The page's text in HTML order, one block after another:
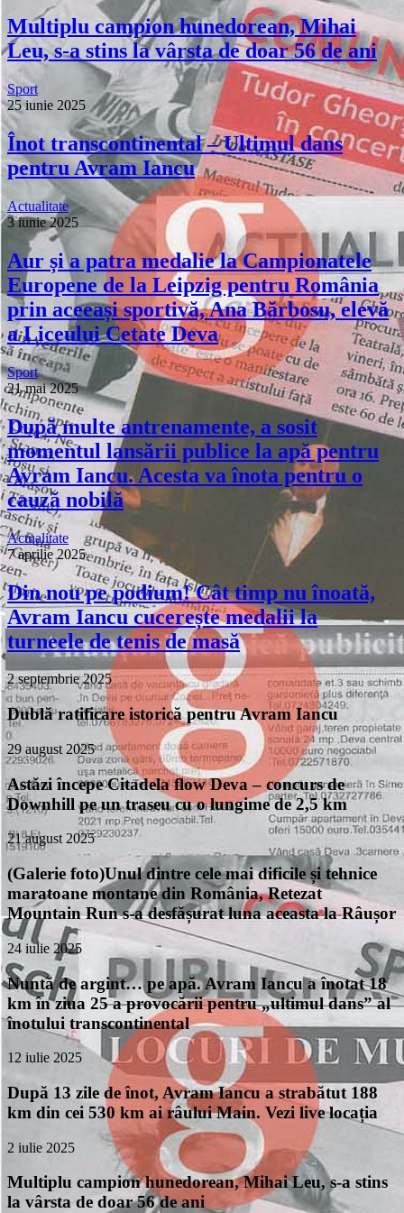
Multiplu campion hunedorean, Mihai
Leu, s-a stins la vârsta de doar 56 de ani
Sport
25 iunie 2025
Înot transcontinental – Ultimul dans
pentru Avram Iancu
Actualitate
3 iunie 2025
Aur și a patra medalie la Campionatele
Europene de la Leipzig pentru România
prin aceeași sportivă, Ana Bărbosu, elevă
a Liceului Cetate Deva
Sport
21 mai 2025
După multe antrenamente, a sosit
momentul lansării publice la apă pentru
Avram Iancu. Acesta va înota pentru o
cauză nobilă
Actualitate
7 aprilie 2025
Din nou pe podium! Cât timp nu înoată,
Avram Iancu cucerește medalii la
turneele de tenis de masă
2 septembrie 2025
Dublă ratificare istorică pentru Avram Iancu
29 august 2025
Astăzi începe Citadela flow Deva – concurs de
Downhill pe un traseu cu o lungime de 2,5 km
21 august 2025
(Galerie foto)Unul dintre cele mai dificile și tehnice
maratoane montane din România, Retezat
Mountain Run s-a desfășurat luna aceasta la Râușor
24 iulie 2025
Nuntă de argint… pe apă. Avram Iancu a înotat 18
km în ziua 25 a provocării pentru „ultimul dans” al
înotului transcontinental
12 iulie 2025
După 13 zile de înot, Avram Iancu a strabătut 188
km din cei 530 km ai râului Main. Vezi live locația
2 iulie 2025
Multiplu campion hunedorean, Mihai Leu, s-a stins
la vârsta de doar 56 de ani